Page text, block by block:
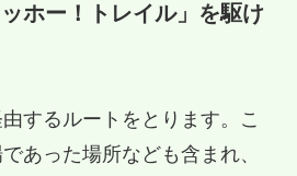
ホー！トレイル」を駆け
するルートをとります。こ
あった場所なども含まれ、